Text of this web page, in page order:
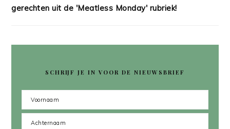
gerechten uit de 'Meatless Monday' rubriek!
SCHRIJF JE IN VOOR DE NIEUWSBRIEF